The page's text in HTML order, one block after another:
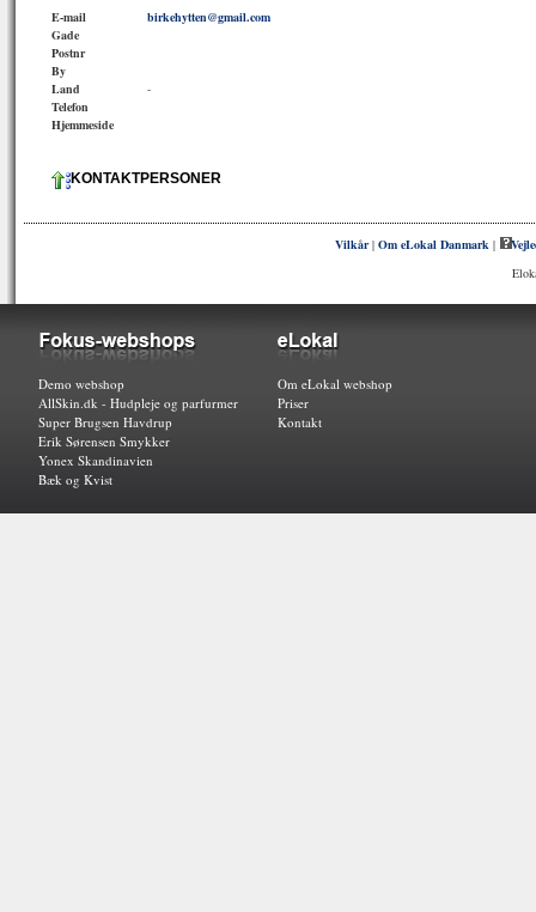
E-mail
birkehytten@gmail.com
Gade
Postnr
By
Land
-
Telefon
Hjemmeside
KONTAKTPERSONER
Vilkår|Om eLokal Danmark |
Demo webshop
AllSkin.dk - Hudpleje og parfurmer
Super Brugsen Havdrup
Erik Sørensen Smykker
Yonex Skandinavien
Bæk og Kvist
Om eLokal webshop
Priser
Kontakt